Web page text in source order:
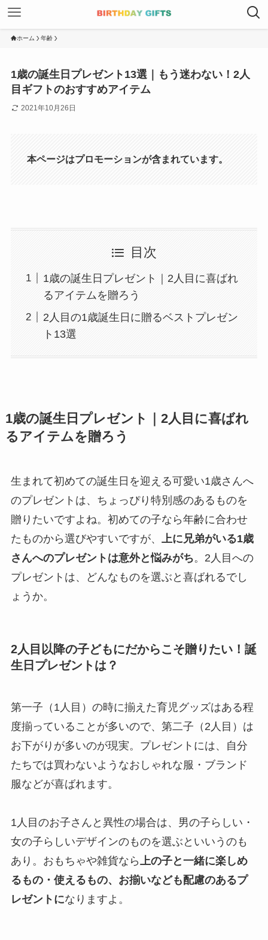
ホーム 年齢
1歳の誕生日プレゼント13選｜もう迷わない！2人
目ギフトのおすすめアイテム
2021年10月26日
本ページはプロモーションが含まれています。
目次
1歳の誕生日プレゼント｜2人目に喜ばれ
るアイテムを贈ろう
2人目の1歳誕生日に贈るベストプレゼン
ト13選
1歳の誕生日プレゼント｜2人目に喜ばれ
るアイテムを贈ろう
生まれて初めての誕生日を迎える可愛い1歳さんへ
のプレゼントは、ちょっぴり特別感のあるものを
贈りたいですよね。初めての子なら年齢に合わせ
たものから選びやすいですが、 上に兄弟がいる1歳
さんへのプレゼントは意外と悩みがち。2人目への
プレゼントは、どんなものを選ぶと喜ばれるでし
ょうか。
2人目以降の子どもにだからこそ贈りたい！誕
生日プレゼントは？
第一子（1人目）の時に揃えた育児グッズはある程
度揃っていることが多いので、第二子（2人目）は
お下がりが多いのが現実。プレゼントには、自分
たちでは買わないようなおしゃれな服・ブランド
服などが喜ばれます。
1人目のお子さんと異性の場合は、男の子らしい・
女の子らしいデザインのものを選ぶといいうのも
あり。おもちゃや雑貨なら
上の子と一緒に楽しめ
るもの・使えるもの、お揃いなども配慮のあるプ
レゼントになりますよ。